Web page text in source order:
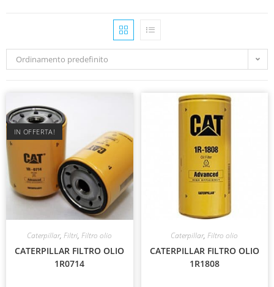
Ordinamento predefinito
IN OFFERTA!
Caterpillar,Filtri,Filtro olio
CATERPILLAR FILTRO OLIO
1R0714
Caterpillar,Filtro olio
CATERPILLAR FILTRO OLIO
1R1808